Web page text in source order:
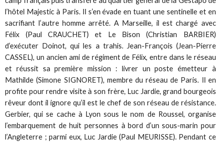
l’hôtel Majestic à Paris. Il s’en évade en tuant une sentinelle et en
sacrifiant l’autre homme arrêté. A Marseille, il est chargé avec
Félix (Paul CRAUCHET) et Le Bison (Christian BARBIER)
d’exécuter Doinot, qui les a trahis. Jean-François (Jean-Pierre
CASSEL), un ancien ami de régiment de Félix, entre dans le réseau
et réussit sa première mission : livrer un poste émetteur à
Mathilde (Simone SIGNORET), membre du réseau de Paris. Il en
profite pour rendre visite à son frère, Luc Jardie, grand bourgeois
rêveur dont il ignore qu’il est le chef de son réseau de résistance.
Gerbier, qui se cache à Lyon sous le nom de Roussel, organise
l’embarquement de huit personnes à bord d’un sous-marin pour
l’Angleterre ; parmi eux, Luc Jardie (Paul MEURISSE). Pendant ce